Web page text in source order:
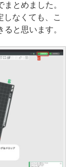
とめました。
しなくても、こ
と思います。